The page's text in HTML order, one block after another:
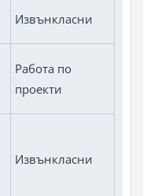
Извънкласни
Работа по
проекти
Извънкласни